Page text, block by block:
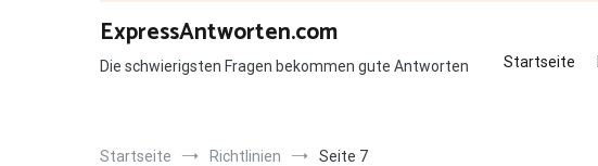
ExpressAntworten.com
Die schwierigsten Fragen bekommen gute Antworten Startseite
Startseite Richtlinien Seite 7